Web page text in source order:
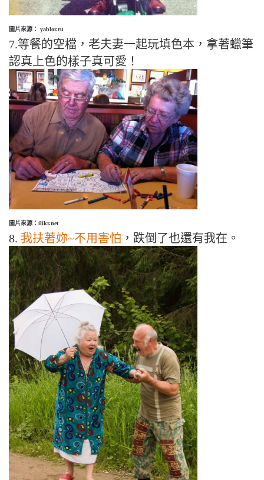
圖片來源： yablor.ru
7.等餐的空檔，老夫妻一起玩填色本，拿著蠟筆
認真上色的樣子真可愛！
圖片來源：ilikr.net
8. 我扶著妳~不用害怕 ，跌倒了也還有我在。